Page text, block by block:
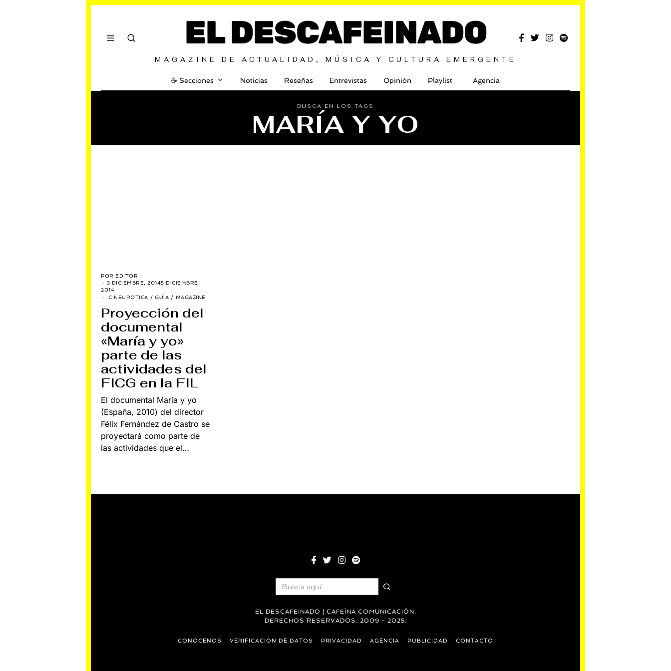
EL DESCAFEINADO
MAGAZINE DE ACTUALIDAD, MÚSICA Y CULTURA EMERGENTE
☕️ Secciones Noticias Reseñas Entrevistas Opinión Playlist Agencia
BUSCA EN LOS TAGS
MARÍA Y YO
POR EDITOR
3 DICIEMBRE, 20145 DICIEMBRE,
2014
CINEURÓTICA / GUÍA / MAGAZINE
Proyección del
documental
«María y yo»
parte de las
actividades del
FICG en la FIL
El documental María y yo
(España, 2010) del director
Félix Fernández de Castro se
proyectará como parte de
las actividades que el…
EL DESCAFEINADO | CAFEÍNA COMUNICACIÓN.
DERECHOS RESERVADOS. 2009 - 2025.
CONÓCENOS VERIFICACIÓN DE DATOS PRIVACIDAD AGENCIA PUBLICIDAD CONTACTO